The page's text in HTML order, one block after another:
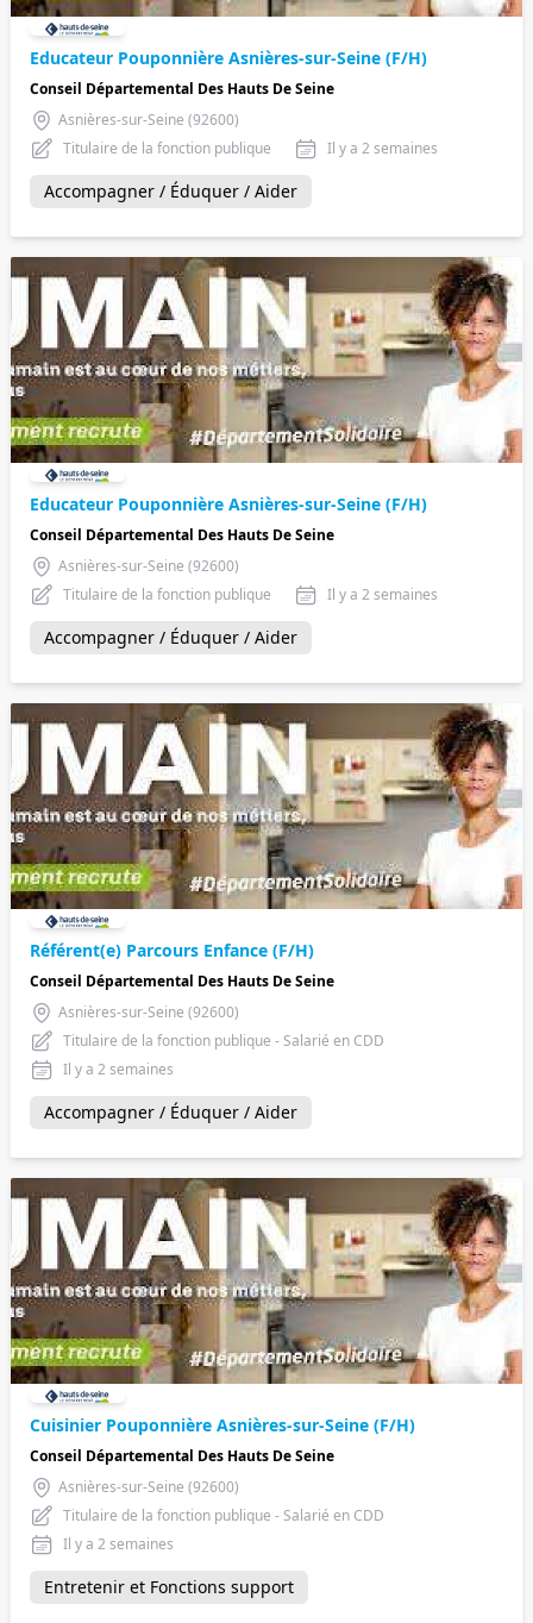
Educateur Pouponnière Asnières-sur-Seine (F/H)
Conseil Départemental Des Hauts De Seine
Asnières-sur-Seine (92600)
Titulaire de la fonction publique
Il y a 2 semaines
Accompagner / Éduquer / Aider
Educateur Pouponnière Asnières-sur-Seine (F/H)
Conseil Départemental Des Hauts De Seine
Asnières-sur-Seine (92600)
Titulaire de la fonction publique
Il y a 2 semaines
Accompagner / Éduquer / Aider
Référent(e) Parcours Enfance (F/H)
Conseil Départemental Des Hauts De Seine
Asnières-sur-Seine (92600)
Titulaire de la fonction publique - Salarié en CDD
Il y a 2 semaines
Accompagner / Éduquer / Aider
Cuisinier Pouponnière Asnières-sur-Seine (F/H)
Conseil Départemental Des Hauts De Seine
Asnières-sur-Seine (92600)
Titulaire de la fonction publique - Salarié en CDD
Il y a 2 semaines
Entretenir et Fonctions support